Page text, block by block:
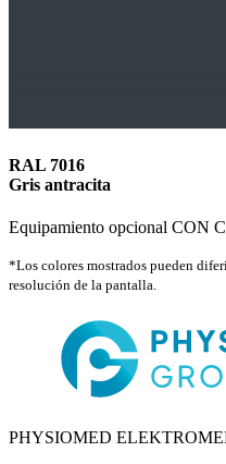
RAL 7016
Gris antracita
Equipamiento opcional CON
*Los colores mostrados pueden
resolución de la pantalla.
PHYSIOMED